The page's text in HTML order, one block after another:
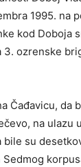
1995. na
kod Doboja
ozrenske
Čađavicu, da
na ulazu
su